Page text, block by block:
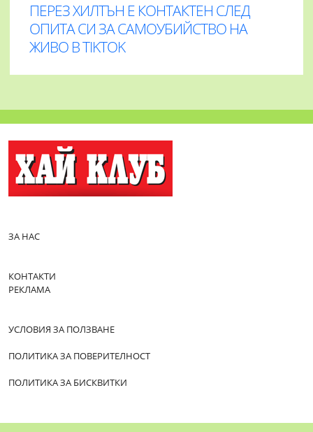
ПЕРЕЗ ХИЛТЪН Е КОНТАКТЕН СЛЕД
ОПИТА СИ ЗА САМОУБИЙСТВО НА
ЖИВО В TIKTOK
ЗА НАС
КОНТАКТИ
РЕКЛАМА
УСЛОВИЯ ЗА ПОЛЗВАНЕ
ПОЛИТИКА ЗА ПОВЕРИТЕЛНОСТ
ПОЛИТИКА ЗА БИСКВИТКИ